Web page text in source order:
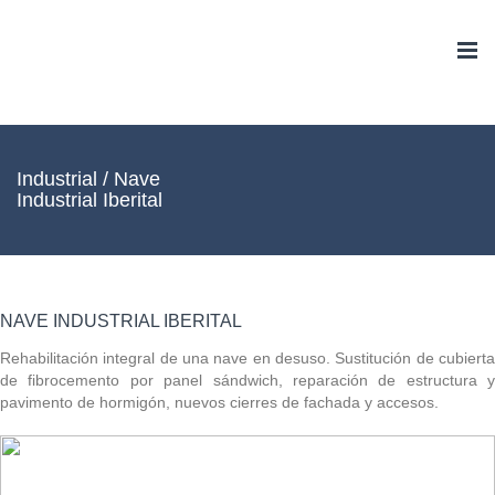
Industrial / Nave
Industrial Iberital
NAVE INDUSTRIAL IBERITAL
Rehabilitación integral de una nave en desuso. Sustitución de cubierta
de fibrocemento por panel sándwich, reparación de estructura y
pavimento de hormigón, nuevos cierres de fachada y accesos.